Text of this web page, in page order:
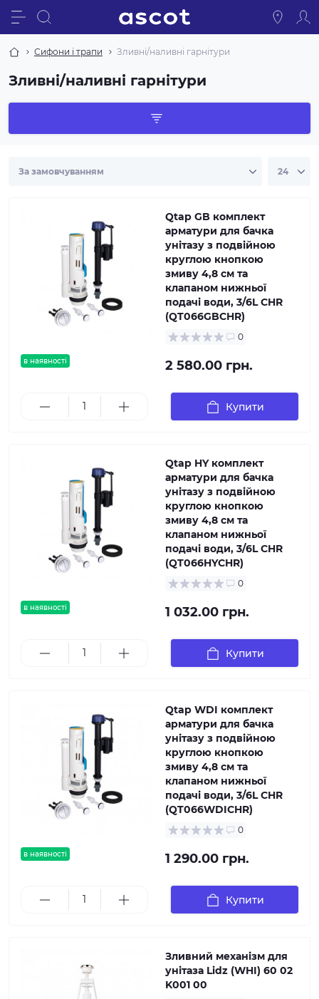
Сифони і трапи Зливні/наливні гарнітури
Зливні/наливні гарнітури
в наявності
Qtap GB комплект
арматури для бачка
унітазу з подвійною
круглою кнопкою
змиву 4,8 см та
клапаном нижньої
подачі води, 3/6L CHR
(QT066GBCHR)
0
2 580.00 грн.
Купити
в наявності
Qtap HY комплект
арматури для бачка
унітазу з подвійною
круглою кнопкою
змиву 4,8 см та
клапаном нижньої
подачі води, 3/6L CHR
(QT066HYCHR)
0
1 032.00 грн.
Купити
в наявності
Qtap WDI комплект
арматури для бачка
унітазу з подвійною
круглою кнопкою
змиву 4,8 см та
клапаном нижньої
подачі води, 3/6L CHR
(QT066WDICHR)
0
1 290.00 грн.
Купити
Зливний механізм для
унітаза Lidz (WHI) 60 02
K001 00